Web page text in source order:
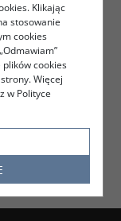
Klikając
stosowanie
cookies
plików cookies
Więcej
w Polityce